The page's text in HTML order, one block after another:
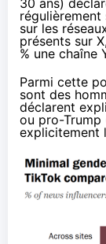
30 ans)
régulièrement
sur les
présents sur
% une chaîne
Parmi cette
sont des
déclarent
ou pro-Trump
explicitement